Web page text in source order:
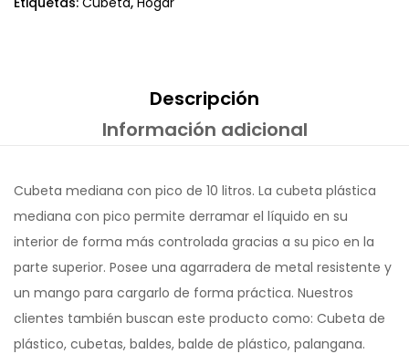
Descripción
Información adicional
Cubeta mediana con pico de 10 litros. La cubeta plástica
mediana con pico permite derramar el líquido en su
interior de forma más controlada gracias a su pico en la
parte superior. Posee una agarradera de metal resistente y
un mango para cargarlo de forma práctica. Nuestros
clientes también buscan este producto como: Cubeta de
plástico, cubetas, baldes, balde de plástico, palangana.